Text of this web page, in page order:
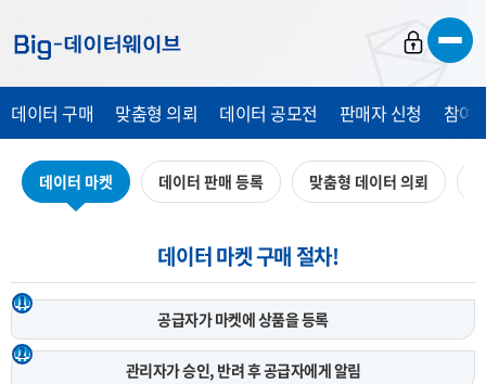
가
가
가
데이터 구매 맞춤형 의뢰 데이터 공모전 판매자 신청 참여
데이터 마켓 데이터 판매 등록 맞춤형 데이터 의뢰
데이터 마켓 구매 절차!
1
공급자가 마켓에상품을 등록
2
관리자가 승인, 반려 후공급자에게 알림